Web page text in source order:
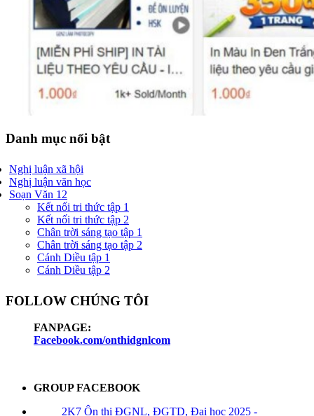
Danh mục nổi bật
Nghị luận xã hội
Nghị luận văn học
Soạn Văn 12
Kết nối tri thức tập 1
Kết nối tri thức tập 2
Chân trời sáng tạo tập 1
Chân trời sáng tạo tập 2
Cánh Diều tập 1
Cánh Diều tập 2
FOLLOW CHÚNG TÔI
FANPAGE:
Facebook.com/onthidgnlcom
GROUP FACEBOOK
2K7 Ôn thi ĐGNL, ĐGTD, Đại học 2025 -